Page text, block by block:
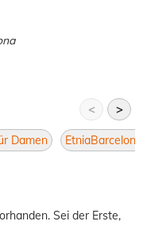
< >
Damen EtniaBarcelona
Sei der Erste,